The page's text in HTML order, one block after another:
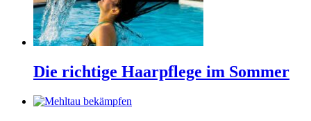
Die richtige Haarpflege im Sommer